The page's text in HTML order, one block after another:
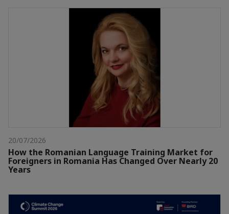
20/07/2026
How the Romanian Language Training Market for
Foreigners in Romania Has Changed Over Nearly 20
Years